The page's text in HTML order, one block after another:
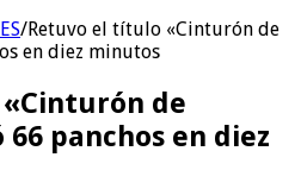
/Retuvo el título «Cinturón de
en diez minutos
de
panchos en diez